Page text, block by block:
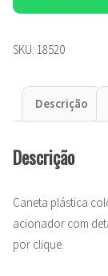
SKU: 18520
Descrição
Descrição
Caneta plástica
acionador com
por clique.